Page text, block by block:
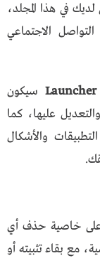
في هذا المجلد،
الاجتماعي
سيكون
عليها، كما
والأشكال
خاصية حذف أي
مع بقاء تثبيته أو